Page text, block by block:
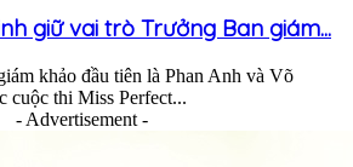
giữ vai trò Trưởng Ban giám...
khảo đầu tiên là Phan Anh và Võ
cuộc thi Miss Perfect...
- Advertisement -